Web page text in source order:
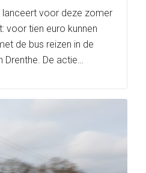
lanceert voor deze zomer
voor tien euro kunnen
de bus reizen in de
Drenthe. De actie…